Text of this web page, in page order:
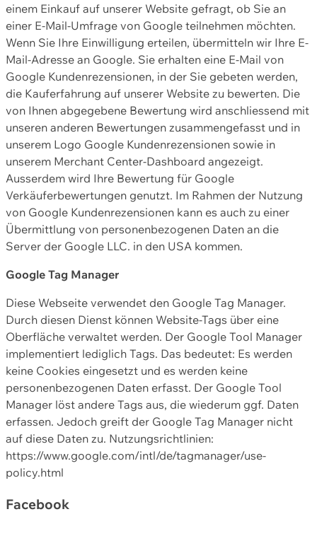
einem Einkauf auf unserer Website gefragt, ob Sie an
einer E-Mail-Umfrage von Google teilnehmen möchten.
Wenn Sie Ihre Einwilligung erteilen, übermitteln wir Ihre E-
Mail-Adresse an Google. Sie erhalten eine E-Mail von
Google Kundenrezensionen, in der Sie gebeten werden,
die Kauferfahrung auf unserer Website zu bewerten. Die
von Ihnen abgegebene Bewertung wird anschliessend mit
unseren anderen Bewertungen zusammengefasst und in
unserem Logo Google Kundenrezensionen sowie in
unserem Merchant Center-Dashboard angezeigt.
Ausserdem wird Ihre Bewertung für Google
Verkäuferbewertungen genutzt. Im Rahmen der Nutzung
von Google Kundenrezensionen kann es auch zu einer
Übermittlung von personenbezogenen Daten an die
Server der Google LLC. in den USA kommen.
Google Tag Manager
Diese Webseite verwendet den Google Tag Manager.
Durch diesen Dienst können Website-Tags über eine
Oberfläche verwaltet werden. Der Google Tool Manager
implementiert lediglich Tags. Das bedeutet: Es werden
keine Cookies eingesetzt und es werden keine
personenbezogenen Daten erfasst. Der Google Tool
Manager löst andere Tags aus, die wiederum ggf. Daten
erfassen. Jedoch greift der Google Tag Manager nicht
auf diese Daten zu. Nutzungsrichtlinien:
https://www.google.com/intl/de/tagmanager/use-
policy.html
Facebook